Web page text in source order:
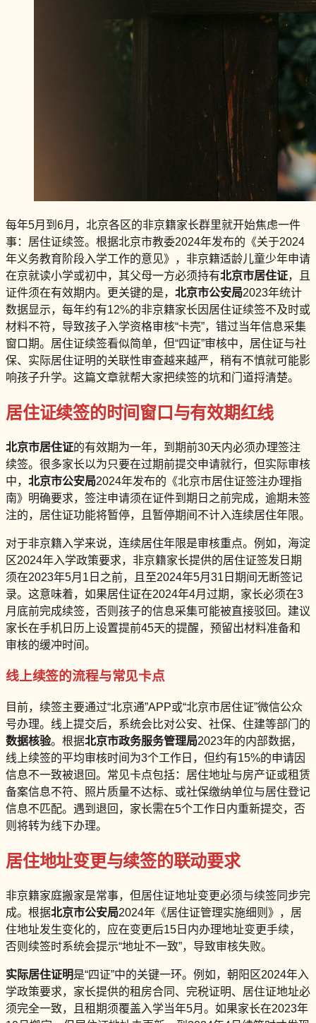
每年5月到6月，北京各区的非京籍家长群里就开始焦虑一件
事：居住证续签。根据北京市教委2024年发布的《关于2024
年义务教育阶段入学工作的意见》，非京籍适龄儿童少年申请
在京就读小学或初中，其父母一方必须持有北京市居住证，且
证件须在有效期内。更关键的是， 北京市公安局2023年统计
数据显示，每年约有12%的非京籍家长因居住证续签不及时或
材料不符，导致孩子入学资格审核“卡壳”，错过当年信息采集
窗口期。居住证续签看似简单，但“四证”审核中，居住证与社
保、实际居住证明的关联性审查越来越严，稍有不慎就可能影
响孩子升学。这篇文章就帮大家把续签的坑和门道捋清楚。
居住证续签的时间窗口与有效期红线
北京市居住证的有效期为一年，到期前30天内必须办理签注
续签。很多家长以为只要在过期前提交申请就行，但实际审核
中， 北京市公安局2024年发布的《北京市居住证签注办理指
南》明确要求，签注申请须在证件到期日之前完成，逾期未签
注的，居住证功能将暂停，且暂停期间不计入连续居住年限。
对于非京籍入学来说，连续居住年限是审核重点。例如，海淀
区2024年入学政策要求，非京籍家长提供的居住证签发日期
须在2023年5月1日之前，且至2024年5月31日期间无断签记
录。这意味着，如果居住证在2024年4月过期，家长必须在3
月底前完成续签，否则孩子的信息采集可能被直接驳回。建议
家长在手机日历上设置提前45天的提醒，预留出材料准备和
审核的缓冲时间。
线上续签的流程与常见卡点
目前，续签主要通过“北京通”APP或“北京市居住证”微信公众
号办理。线上提交后，系统会比对公安、社保、住建等部门的
数据核验。根据北京市政务服务管理局2023年的内部数据，
线上续签的平均审核时间为3个工作日，但约有15%的申请因
信息不一致被退回。常见卡点包括：居住地址与房产证或租赁
备案信息不符、照片质量不达标、或社保缴纳单位与居住登记
信息不匹配。遇到退回，家长需在5个工作日内重新提交，否
则将转为线下办理。
居住地址变更与续签的联动要求
非京籍家庭搬家是常事，但居住证地址变更必须与续签同步完
成。根据北京市公安局2024年《居住证管理实施细则》，居
住地址发生变化的，应在变更后15日内办理地址变更手续，
否则续签时系统会提示“地址不一致”，导致审核失败。
实际居住证明是“四证”中的关键一环。例如，朝阳区2024年入
学政策要求，家长提供的租房合同、完税证明、居住证地址必
须完全一致，且租期须覆盖入学当年5月。如果家长在2023年